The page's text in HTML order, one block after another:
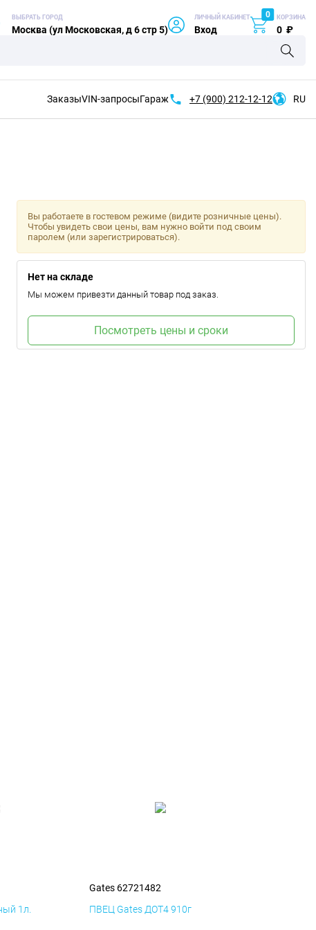
ВЫБРАТЬ ГОРОД
Москва (ул Московская, д 6 стр 5)
ЛИЧНЫЙ КАБИНЕТ
Вход
0 КОРЗИНА
0 ₽
ЗаказыVIN-запросыГараж +7 (900) 212-12-12 RU
Вы работаете в гостевом режиме (видите розничные цены).
Чтобы увидеть свои цены, вам нужно войти под своим
паролем (или зарегистрироваться).
Нет на складе
Мы можем привезти данный товар под заказ.
Посмотреть цены и сроки
1л.
Gates 62721482
ПВЕЦ Gates ДОТ4 910г